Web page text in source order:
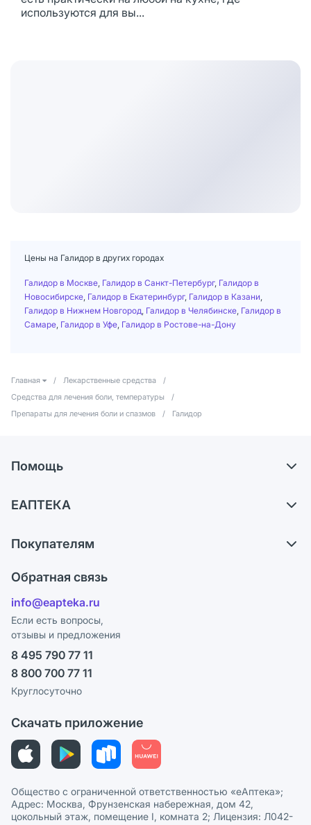
используются для вы...
Цены на Галидор в других городах
Галидор в Москве Галидор в Санкт-Петербург, Галидор в
Новосибирске Галидор в Екатеринбург, Галидор в Казани
Галидор в Нижнем Новгород Галидор в Челябинске Галидор в
Самаре Галидор в Уфе Галидор в Ростове-на-Дону
Главная / Лекарственные средства
/
Средства для лечения боли, температуры
/
Препараты для лечения боли и спазмов
/ Галидор
Помощь
Обмен и возврат
Блог
ЕАПТЕКА
Карьера
Поставщики
Лицензия
Реклама на сайте
Ваши товары на ЕАПТЕКЕ
СМИ о нас
Покупателям
Программа СберСпасибо
Политика конфиденциальности
Пользовательское соглашение
Политика рекомендаций
Политика в отношении обработки персональных данных
Обратная связь
info@eapteka.ru
Если есть вопросы,
отзывы и предложения
8 495 790 77 11
8 800 700 77 11
Круглосуточно
Скачать приложение
Общество с ограниченной ответственностью «еАптека»;
Адрес: Москва, Фрунзенская набережная, дом 42,
цокольный этаж, помещение I, комната 2; Лицензия: Л042-